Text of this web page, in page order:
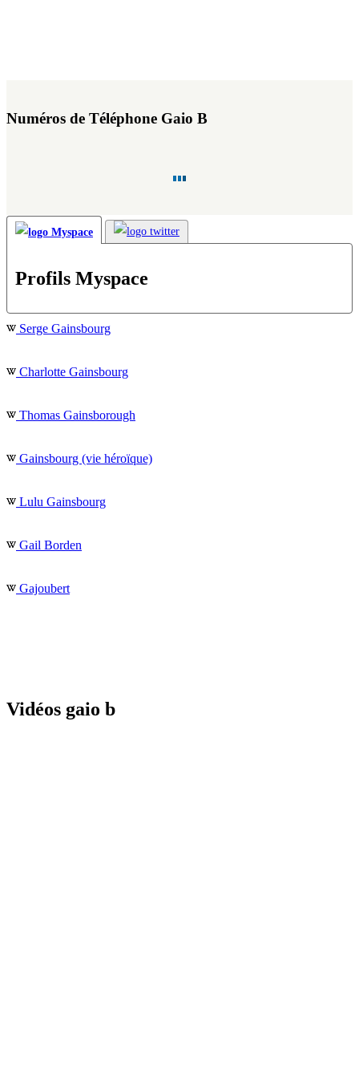
Numéros de Téléphone Gaio B
Profils Myspace
Serge Gainsbourg
Charlotte Gainsbourg
Thomas Gainsborough
Gainsbourg (vie héroïque)
Lulu Gainsbourg
Gail Borden
Gajoubert
Vidéos gaio b